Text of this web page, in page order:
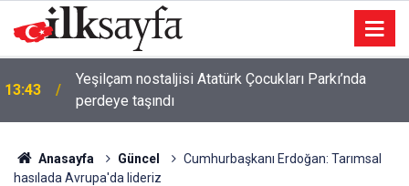
13:43
Yeşilçam nostaljisi Atatürk Çocukları Parkı’nda
perdeye taşındı
Anasayfa Güncel
Cumhurbaşkanı Erdoğan: Tarımsal
hasılada Avrupa'da lideriz